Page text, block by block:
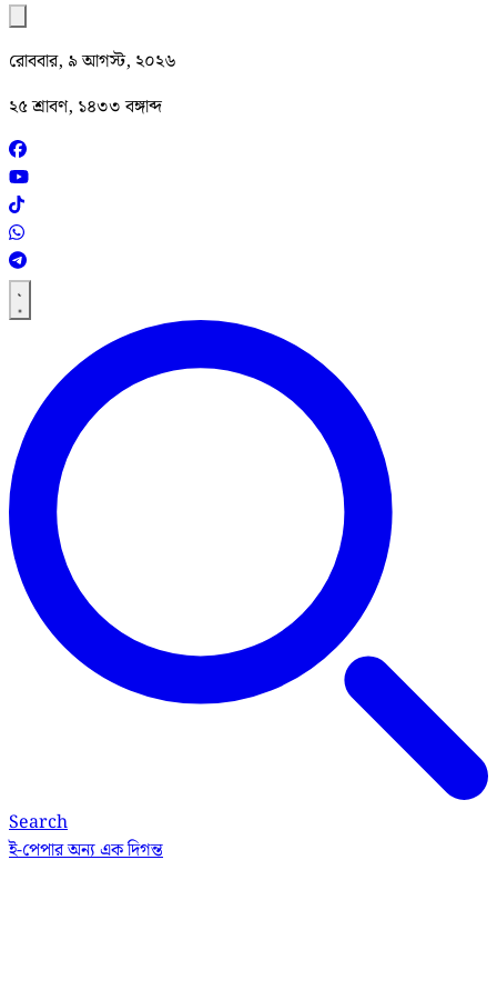
রোববার, ৯ আগস্ট, ২০২৬
২৫ শ্রাবণ, ১৪৩৩ বঙ্গাব্দ
Search
ই-পেপারঅন্য এক দিগন্ত